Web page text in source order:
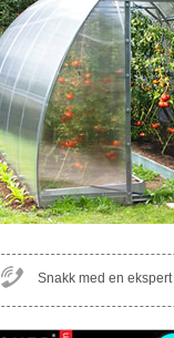
Snakk med en ekspert